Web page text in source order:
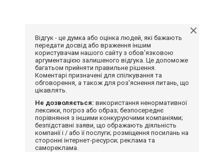
Відгук - це думка або оцінка людей, які бажають
передати досвід або враження іншим
користувачам нашого сайту з обов'язковою
аргументацією залишеного відгука. Це допоможе
багатьом прийняти правильне рішення.
Коментарі призначені для спілкування та
обговорення, а також для роз'яснення питань, що
цікавлять.
Не дозволяється: використання ненормативної
лексики, погроз або образ; безпосереднє
порівняння з іншими конкуруючими компаніями;
безпідставні заяви, що ображають діяльність
компанії і / або її послуги; розміщення посилань на
сторонні інтернет-ресурси; реклама та
самореклама.